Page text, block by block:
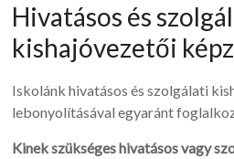
Hivatásos és
kishajóvezetői
Iskolánk hivatásos és szolgálati
lebonyolításával egyaránt
Kinek szükséges hivatásos vagy